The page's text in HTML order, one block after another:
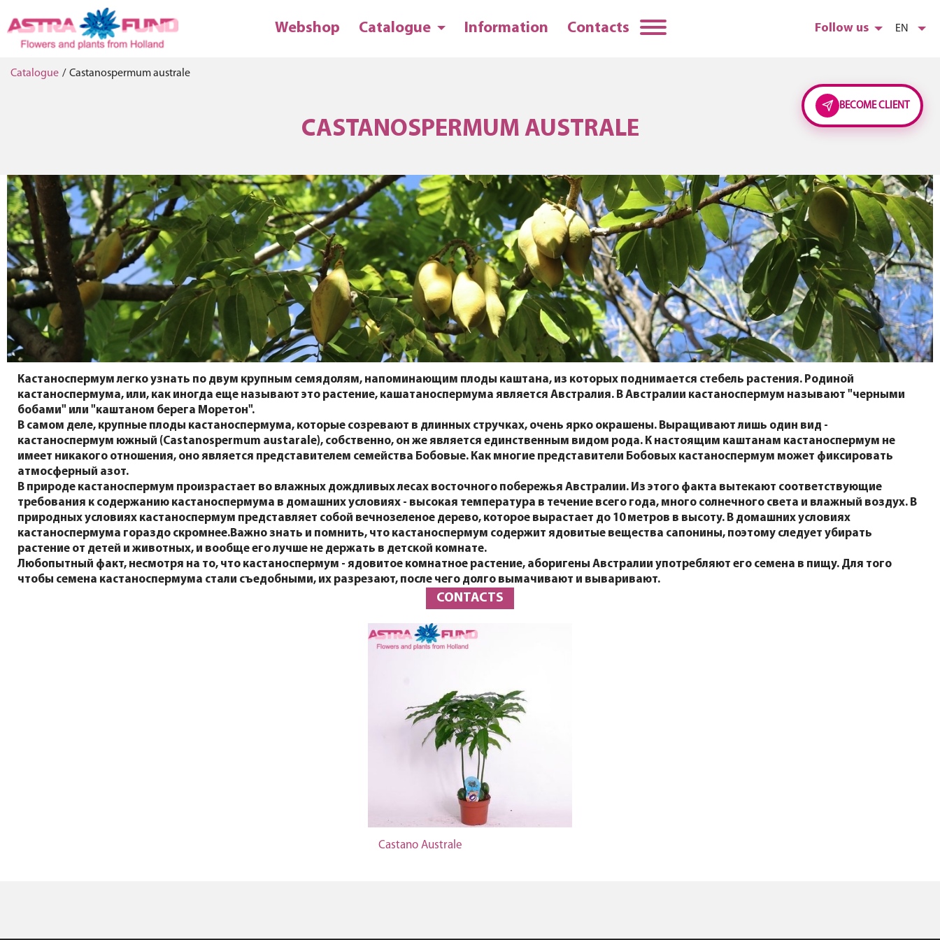
Follow us EN
Webshop Catalogue Information Contacts
Catalogue / Castanospermum australe
CASTANOSPERMUM AUSTRALE
Кастаноспермум легко узнать по двум крупным семядолям, напоминающим плоды каштана, из которых поднимается стебель растения. Родиной
кастаноспермума, или, как иногда еще называют это растение, кашатаноспермума является Австралия. В Австралии кастаноспермум называют "черными
бобами" или "каштаном берега Моретон".
В самом деле, крупные плоды кастаноспермума, которые созревают в длинных стручках, очень ярко окрашены. Выращивают лишь один вид -
кастаноспермум южный (Castanospermum austarale), собственно, он же является единственным видом рода. К настоящим каштанам кастаноспермум не
имеет никакого отношения, оно является представителем семейства Бобовые. Как многие представители Бобовых кастаноспермум может фиксировать
атмосферный азот.
В природе кастаноспермум произрастает во влажных дождливых лесах восточного побережья Австралии. Из этого факта вытекают соответствующие
требования к содержанию кастаноспермума в домашних условиях - высокая температура в течение всего года, много солнечного света и влажный воздух. В
природных условиях кастаноспермум представляет собой вечнозеленое дерево, которое вырастает до 10 метров в высоту. В домашних условиях
кастаноспермума гораздо скромнее.Важно знать и помнить, что кастаноспермум содержит ядовитые вещества сапонины, поэтому следует убирать
растение от детей и животных, и вообще его лучше не держать в детской комнате.
Любопытный факт, несмотря на то, что кастаноспермум - ядовитое комнатное растение, аборигены Австралии употребляют его семена в пищу. Для того
чтобы семена кастаноспермума стали съедобными, их разрезают, после чего долго вымачивают и вываривают.
CONTACTS
Castano Australe
BECOME CLIENT